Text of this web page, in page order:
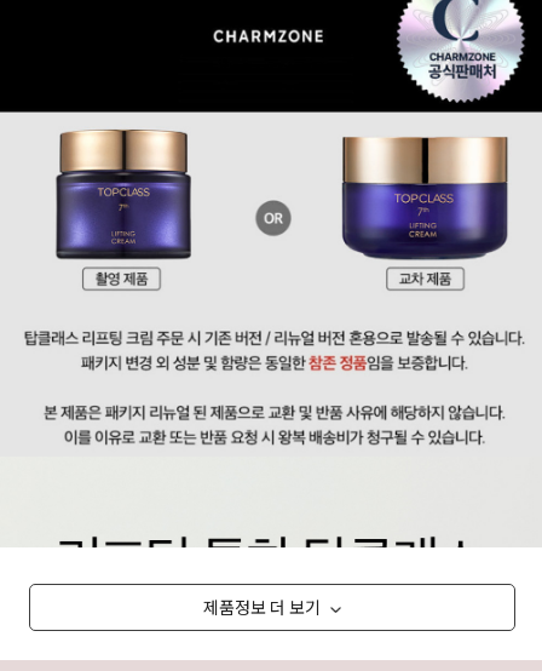
제품정보 더 보기